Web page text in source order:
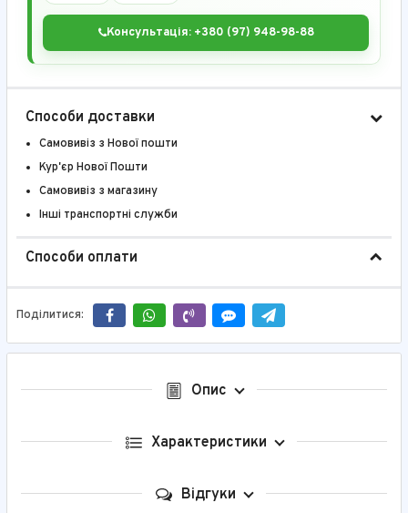
Консультація: +380 (97) 948-98-88
Способи доставки
Самовивіз з Нової пошти
Кур'єр Нової Пошти
Самовивіз з магазину
Інші транспортні служби
Способи оплати
Поділитися:
Опис
Характеристики
Відгуки